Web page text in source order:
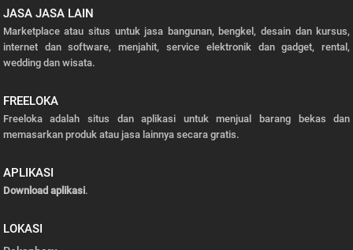
JASA JASA LAIN
Marketplace atau situs untuk jasa bangunan, bengkel, desain dan kursus,
internet dan software, menjahit, service elektronik dan gadget, rental,
wedding dan wisata.
FREELOKA
Freeloka adalah situs dan aplikasi untuk menjual barang bekas dan
memasarkan produk atau jasa lainnya secara gratis.
APLIKASI
Download aplikasi.
LOKASI